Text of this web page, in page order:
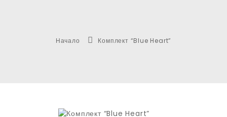
Начало Комплект “Blue Heart”